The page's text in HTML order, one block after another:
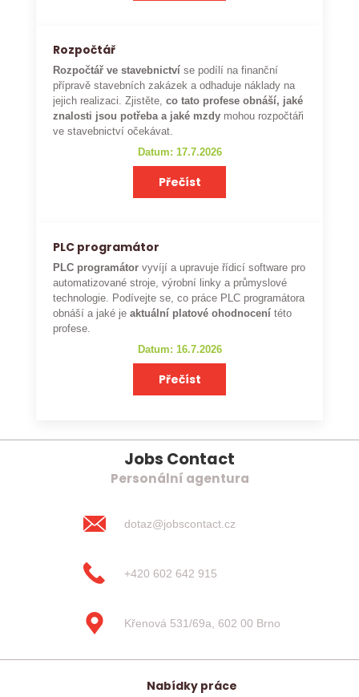
Rozpočtář
Rozpočtář ve stavebnictví se podílí na finanční
přípravě stavebních zakázek a odhaduje náklady na
jejich realizaci. Zjistěte,co tato profese obnáší, jaké
znalosti jsou potřeba a jaké mzdy mohou rozpočtáři
ve stavebnictví očekávat.
Datum: 17.7.2026
Přečíst
PLC programátor
PLC programátor vyvíjí a upravuje řídicí software pro
automatizované stroje, výrobní linky a průmyslové
technologie. Podívejte se, co práce PLC programátora
obnáší a jaké je aktuální platové ohodnocení této
profese.
Datum: 16.7.2026
Přečíst
Jobs Contact
Personální agentura
dotaz@jobscontact.cz
+420 602 642 915
Křenová 531/69a, 602 00 Brno
Nabídky práce